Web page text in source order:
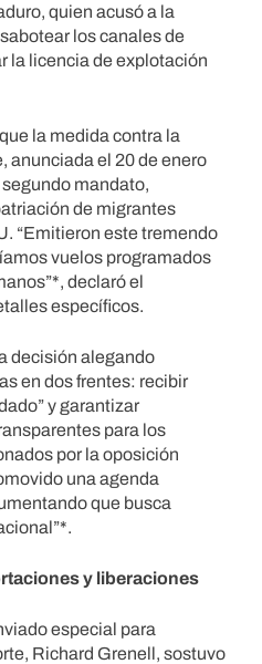
quien acusó a la
los canales de
la licencia de explotación
la medida contra la
anunciada el 20 de enero
mandato,
de migrantes
“Emitieron este tremendo
vuelos programados
declaró el
específicos.
decisión alegando
en dos frentes: recibir
y garantizar
para los
por la oposición
una agenda
que busca
y liberaciones
especial para
Richard Grenell, sostuvo